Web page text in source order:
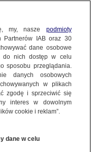
usług
my, nasze podmioty
Partnerów IAB oraz 30
dane osobowe
do nich dostęp w celu
sposobu przeglądania.
danych osobowych
w plikach
zgodę i sprzeciwić się
interes w dowolnym
cookie i reklam”.
dane w celu